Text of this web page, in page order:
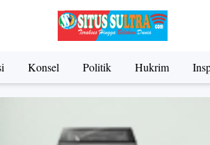
Konsel Politik Hukrim